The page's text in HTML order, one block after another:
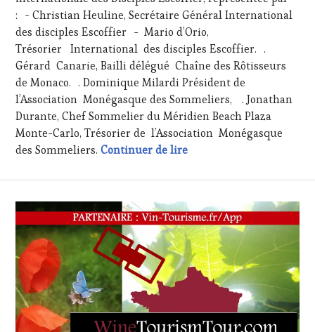
TOUR,
WINE
TOURISM
TOUR
MOVIE,
WINETASTINGVOUCHER.COM
: - Christian Heuline, Secrétaire Général International
des disciples Escoffier - Mario d’Orio,
Trésorier International des disciples Escoffier. .
Gérard Canarie, Bailli délégué Chaîne des Rôtisseurs
de Monaco. . Dominique Milardi Président de
l’Association Monégasque des Sommeliers, . Jonathan
Durante, Chef Sommelier du Méridien Beach Plaza
Monte-Carlo, Trésorier de l’Association Monégasque
des Sommeliers.Continuer de lireSamedi 09 décembre